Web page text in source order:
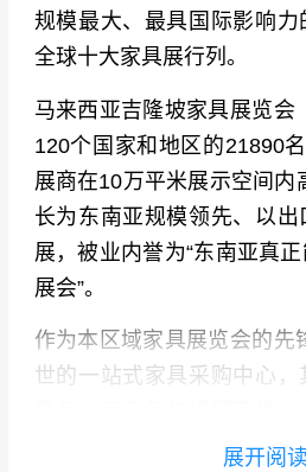
规模最大、最具国际影响
全球十大家具展行列。
马来西亚吉隆坡家具展览会
120个国家和地区的21890
展商在10万平米展示空间内
长为东南亚规模领先、以
展，被业内誉为“东南亚真
展会”。
作为本区域家具展览会的先
世的一站式家具采购中心
具出口展览会。与此同时，
展开阅读